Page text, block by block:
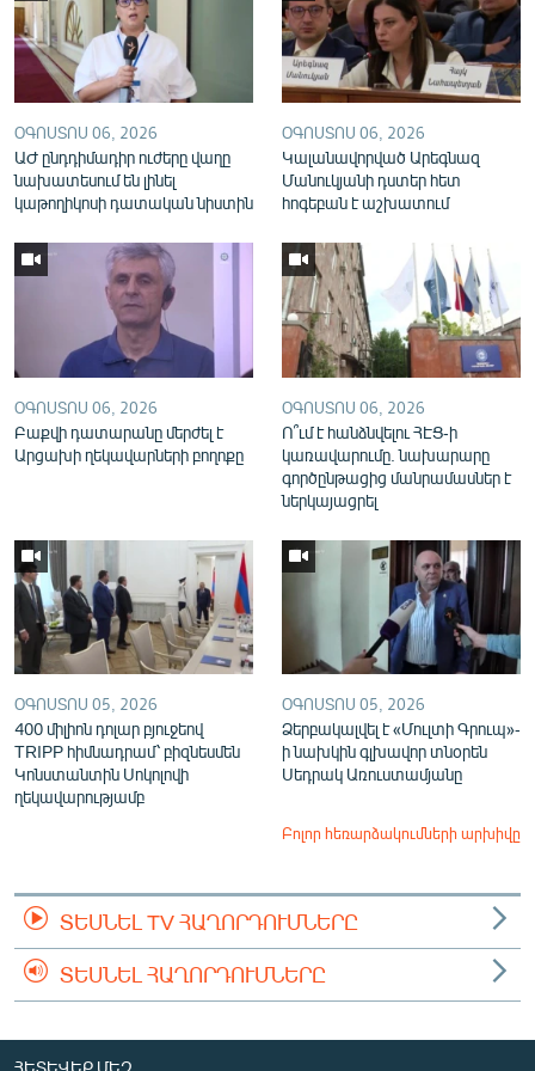
English
Русский
ՀԵՏԵՎԵՔ ՄԵԶ
«Ազատության» բոլոր կայքերը
ՕԳՈՍՏՈՍ 06, 2026
ԱԺ ընդդիմադիր ուժերը վաղը
նախատեսում են լինել
կաթողիկոսի դատական նիստին
ՕԳՈՍՏՈՍ 06, 2026
Կալանավորված Արեգնազ
Մանուկյանի դստեր հետ
հոգեբան է աշխատում
ՕԳՈՍՏՈՍ 06, 2026
Բաքվի դատարանը մերժել է
Արցախի ղեկավարների բողոքը
ՕԳՈՍՏՈՍ 06, 2026
Ո՞ւմ է հանձնվելու ՀԷՑ-ի
կառավարումը. նախարարը
գործընթացից մանրամասներ է
ներկայացրել
ՕԳՈՍՏՈՍ 05, 2026
400 միլիոն դոլար բյուջեով
TRIPP հիմնադրամ՝ բիզնեսմեն
Կոնստանտին Սոկոլովի
ղեկավարությամբ
ՕԳՈՍՏՈՍ 05, 2026
Ձերբակալվել է «Մուլտի Գրուպ»-
ի նախկին գլխավոր տնօրեն
Սեդրակ Առուստամյանը
Բոլոր հեռարձակումների արխիվը
ՏԵՍՆԵԼ TV ՀԱՂՈՐԴՈՒՄՆԵՐԸ
ՏԵՍՆԵԼ ՀԱՂՈՐԴՈՒՄՆԵՐԸ
ՀԵՏԵՎԵՔ ՄԵԶ